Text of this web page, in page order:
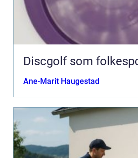
Discgolf som
Ane-Marit Haugestad